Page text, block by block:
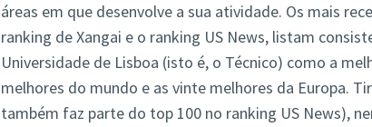
áreas em que desenvolve a sua atividade. Os mais
ranking de Xangai e o ranking US News, listam
Universidade de Lisboa (isto é, o Técnico) como a
melhores do mundo e as vinte melhores da Europa.
também faz parte do top 100 no ranking US News),